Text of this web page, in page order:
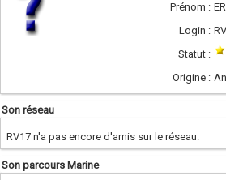
Prénom :
Login :
Statut :
Origine :
Son réseau
RV17 n'a pas encore d'amis sur le réseau.
Son parcours Marine